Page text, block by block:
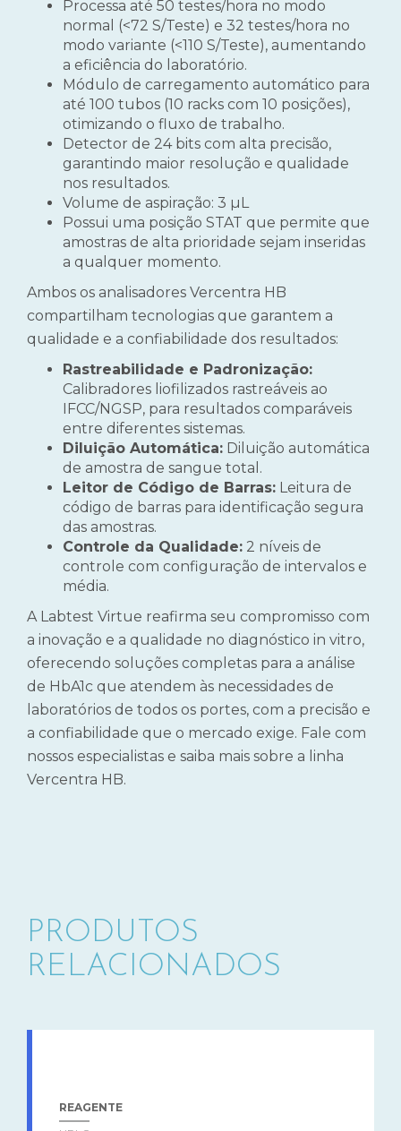
Processa até 50 testes/hora no modo
normal (<72 S/Teste) e 32 testes/hora no
modo variante (<110 S/Teste), aumentando
a eficiência do laboratório.
Módulo de carregamento automático para
até 100 tubos (10 racks com 10 posições),
otimizando o fluxo de trabalho.
Detector de 24 bits com alta precisão,
garantindo maior resolução e qualidade
nos resultados.
Volume de aspiração: 3 µL
Possui uma posição STAT que permite que
amostras de alta prioridade sejam inseridas
a qualquer momento.
Ambos os analisadores Vercentra HB
compartilham tecnologias que garantem a
qualidade e a confiabilidade dos resultados:
Rastreabilidade e Padronização:
Calibradores liofilizados rastreáveis ao
IFCC/NGSP, para resultados comparáveis
entre diferentes sistemas.
Diluição Automática: Diluição automática
de amostra de sangue total.
Leitor de Código de Barras: Leitura de
código de barras para identificação segura
das amostras.
Controle da Qualidade: 2 níveis de
controle com configuração de intervalos e
média.
A Labtest Virtue reafirma seu compromisso com
a inovação e a qualidade no diagnóstico in vitro,
oferecendo soluções completas para a análise
de HbA1c que atendem às necessidades de
laboratórios de todos os portes, com a precisão e
a confiabilidade que o mercado exige. Fale com
nossos especialistas e saiba mais sobre a linha
Vercentra HB.
PRODUTOS
RELACIONADOS
REAGENTE